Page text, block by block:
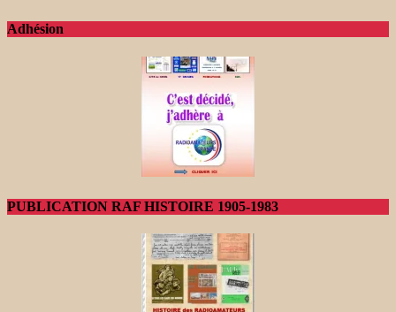
Adhésion
PUBLICATION RAF HISTOIRE 1905-1983